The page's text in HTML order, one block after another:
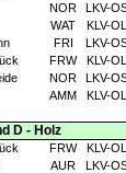
NOR
LKV-
WAT
KLV-OL
FRI
LKV-
FRW
KLV-OL
NOR
LKV-
AMM KLV-OL
D - Holz
FRW
KLV-OL
AUR
LKV-